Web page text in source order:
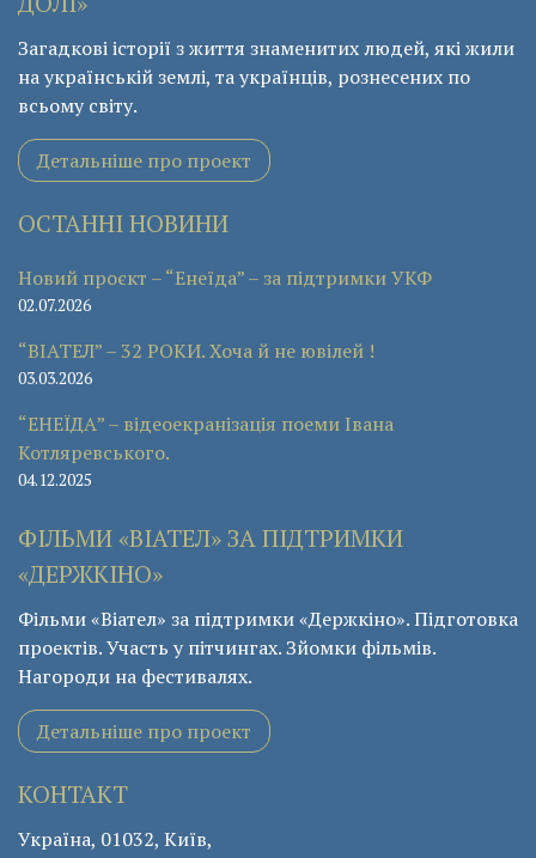
Загадкові історії з життя знаменитих людей, які жили
на українській землі, та українців, рознесених по
всьому світу.
Детальніше про проект
ОСТАННІ НОВИНИ
Новий проєкт – “Енеїда” – за підтримки УКФ
02.07.2026
“ВІАТЕЛ” – 32 РОКИ. Хоча й не ювілей !
03.03.2026
“ЕНЕЇДА” – відеоекранізація поеми Івана
Котляревського.
04.12.2025
ФІЛЬМИ «ВІАТЕЛ» ЗА ПІДТРИМКИ
«ДЕРЖКІНО»
Фільми «Віател» за підтримки «Держкіно». Підготовка
проектів. Участь у пітчингах. Зйомки фільмів.
Нагороди на фестивалях.
Детальніше про проект
КОНТАКТ
Україна, 01032, Київ,